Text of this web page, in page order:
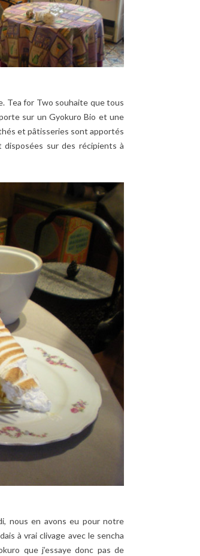
Tea for Two souhaite que tous
sur un Gyokuro Bio et une
et pâtisseries sont apportés
sur des récipients à
nous en avons eu pour notre
à vrai clivage avec le sencha
que j’essaye donc pas de